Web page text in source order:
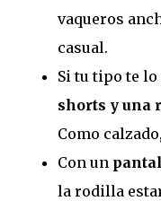
vaqueros
casual.
Si tu tipo te
shorts y una
Como
Con un
la rodilla